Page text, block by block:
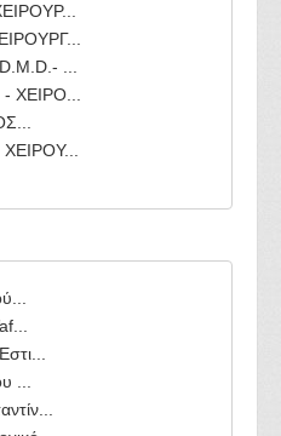
...
ΧΕΙΡΟ...
...